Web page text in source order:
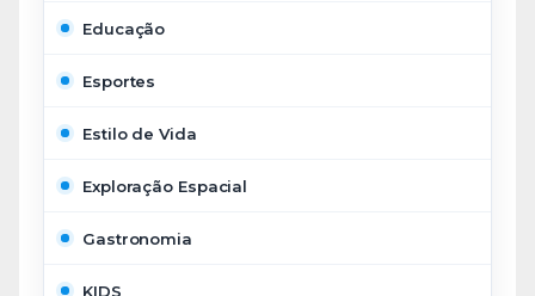
Educação
Esportes
Estilo de Vida
Exploração Espacial
Gastronomia
KIDS